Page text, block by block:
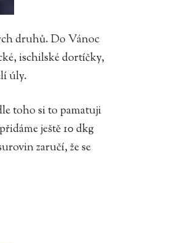
druhů. Do Vánoc
ischilské dortíčky,
úly.
toho si to pamatuji
ještě 10 dkg
zaručí, že se